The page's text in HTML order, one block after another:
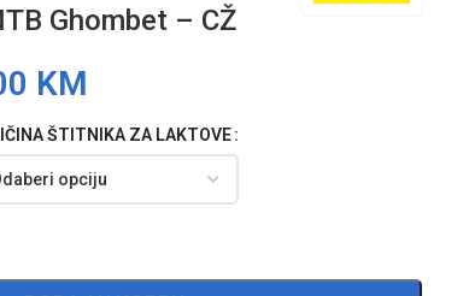
Ghombet – CŽ
KM
ŠTITNIKA ZA LAKTOVE